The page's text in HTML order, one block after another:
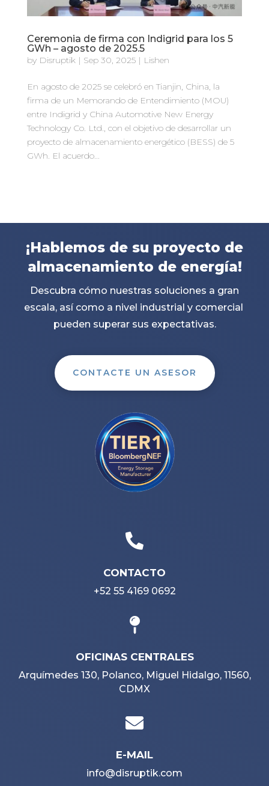
Ceremonia de firma con Indigrid para los 5
GWh – agosto de 2025.5
by Disruptik | Sep 30, 2025| Lishen
En agosto de 2025 se celebró en Tianjin, China, la
firma de un Memorando de Entendimiento (MOU)
entre Indigrid y China Automotive New Energy
Technology Co. Ltd., con el objetivo de desarrollar un
proyecto de almacenamiento energético (BESS) de 5
GWh. El acuerdo...
¡Hablemos de su proyecto de
almacenamiento de energía!
Descubra cómo nuestras soluciones a gran
escala, así como a nivel industrial y comercial
pueden superar sus expectativas.
CONTACTE UN ASESOR

CONTACTO
+52 55 4169 0692

OFICINAS CENTRALES
Arquímedes 130, Polanco, Miguel Hidalgo, 11560,
CDMX

E-MAIL
info@disruptik.com